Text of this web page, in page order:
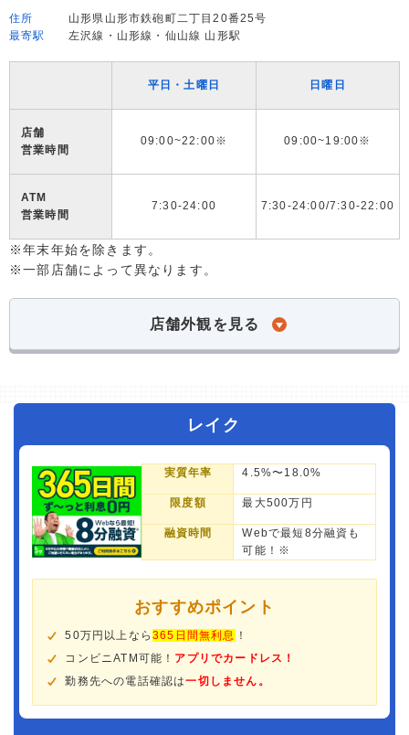
住所
山形県山形市鉄砲町二丁目20番25号
最寄駅
左沢線・山形線・仙山線 山形駅
平日・土曜日 日曜日
店舗
営業時間
09:00~22:00※ 09:00~19:00※
ATM
営業時間
7:30-24:00 7:30-24:00/7:30-22:00
※年末年始を除きます。
※一部店舗によって異なります。
店舗外観を見る
レイク
実質年率 4.5%〜18.0%
限度額 最大500万円
融資時間
Webで最短8分融資も
可能！※
おすすめポイント
50万円以上なら365日間無利息 ！
コンビニATM可能！ アプリでカードレス！
勤務先への電話確認は一切しません。